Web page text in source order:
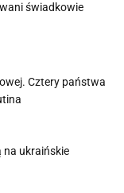
świadkowie
Cztery państwa
na ukraińskie